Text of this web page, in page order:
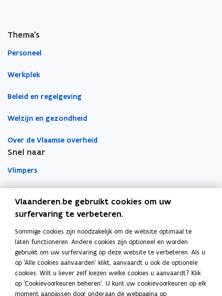
w
v
n
t
r
w
v
n
t
r
Thema's
Personeel
Werkplek
Beleid en regelgeving
Welzijn en gezondheid
Over de Vlaamse overheid
Snel naar
Vlimpers
Orafin
Dit is een website van
Agentschap Overheidspersoneel
Het Facilitair Bedrijf
Digitaal Vlaanderen
Vlaanderen.be gebruikt cookies om uw
surfervaring te verbeteren.
Sommige cookies zijn noodzakelijk om de website optimaal te
laten functioneren. Andere cookies zijn optioneel en worden
gebruikt om uw surfervaring op deze website te verbeteren. Als u
op 'Alle cookies aanvaarden' klikt, aanvaardt u ook de optionele
cookies. Wilt u liever zelf kiezen welke cookies u aanvaardt? Klik
op 'Cookievoorkeuren beheren'. U kunt uw cookievoorkeuren op elk
moment aanpassen door onderaan de webpagina op